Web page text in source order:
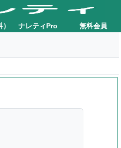
ナレティPro 無料会員